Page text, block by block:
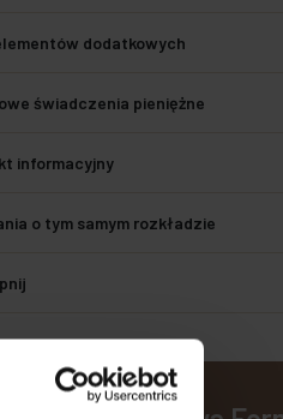
dodatkowych
świadczenia pieniężne
informacyjny
o tym samym rozkładzie